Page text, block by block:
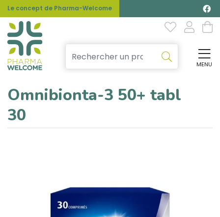
Le concept de Pharma-Welcome
MENU
Omnibionta-3 50+ tabl
30